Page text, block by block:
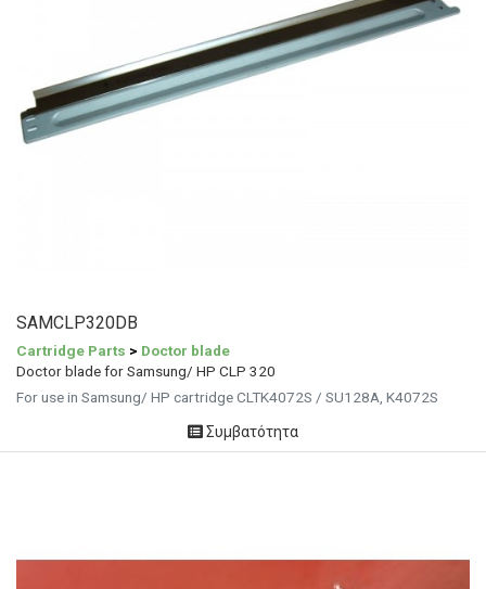
SAMCLP320DB
Cartridge Parts > Doctor blade
Doctor blade for Samsung/ HP CLP 320
For use in Samsung/ HP cartridge CLTK4072S / SU128A, K4072S
Συμβατότητα